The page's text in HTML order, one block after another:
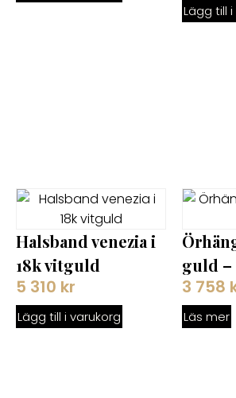
Lägg till
Halsband venezia i
18k vitguld
5 310 kr
Lägg till i varukorg
guld –
3 758
Läs mer